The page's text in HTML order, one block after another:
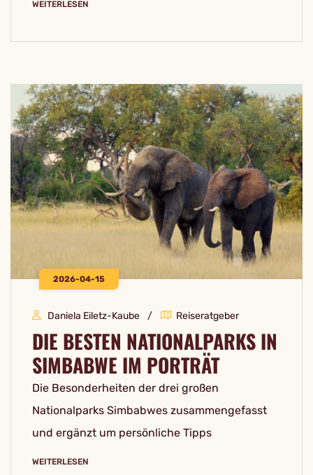
WEITERLESEN
2026-04-15
Daniela Eiletz-Kaube Reiseratgeber
DIE BESTEN NATIONALPARKS IN
SIMBABWE IM PORTRÄT
Die Besonderheiten der drei großen
Nationalparks Simbabwes zusammengefasst
und ergänzt um persönliche Tipps
WEITERLESEN